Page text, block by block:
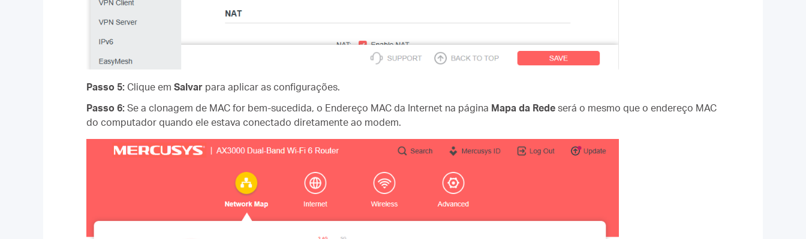
Passo 5: Clique em Salvar para aplicar as configurações.
Passo 6: Se a clonagem de MAC for bem-sucedida, o Endereço MAC da Internet na página Mapa da Rede será o mesmo que o endereço MAC
do computador quando ele estava conectado diretamente ao modem.